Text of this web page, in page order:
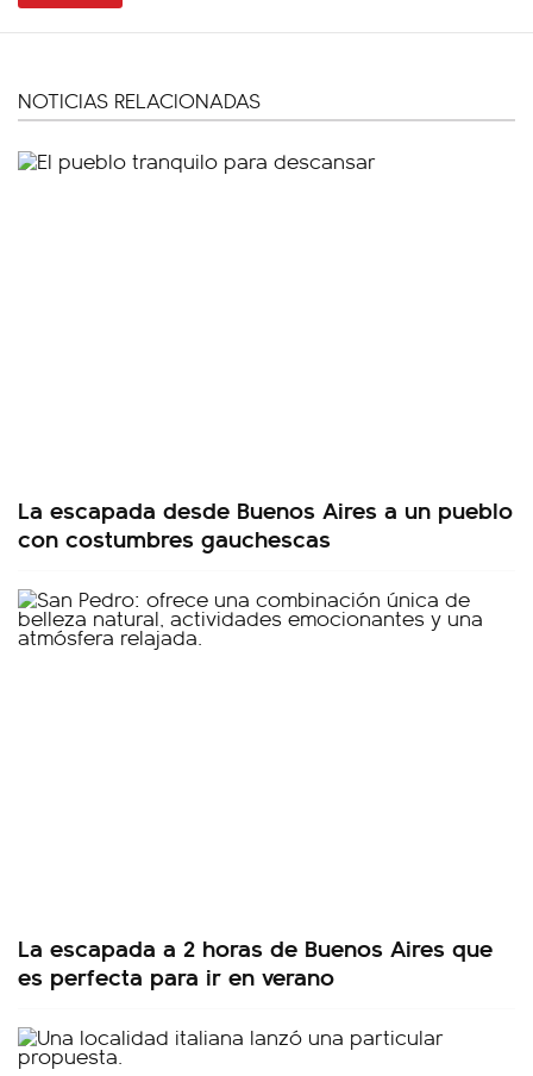
NOTICIAS RELACIONADAS
La escapada desde Buenos Aires a un pueblo
con costumbres gauchescas
La escapada a 2 horas de Buenos Aires que
es perfecta para ir en verano